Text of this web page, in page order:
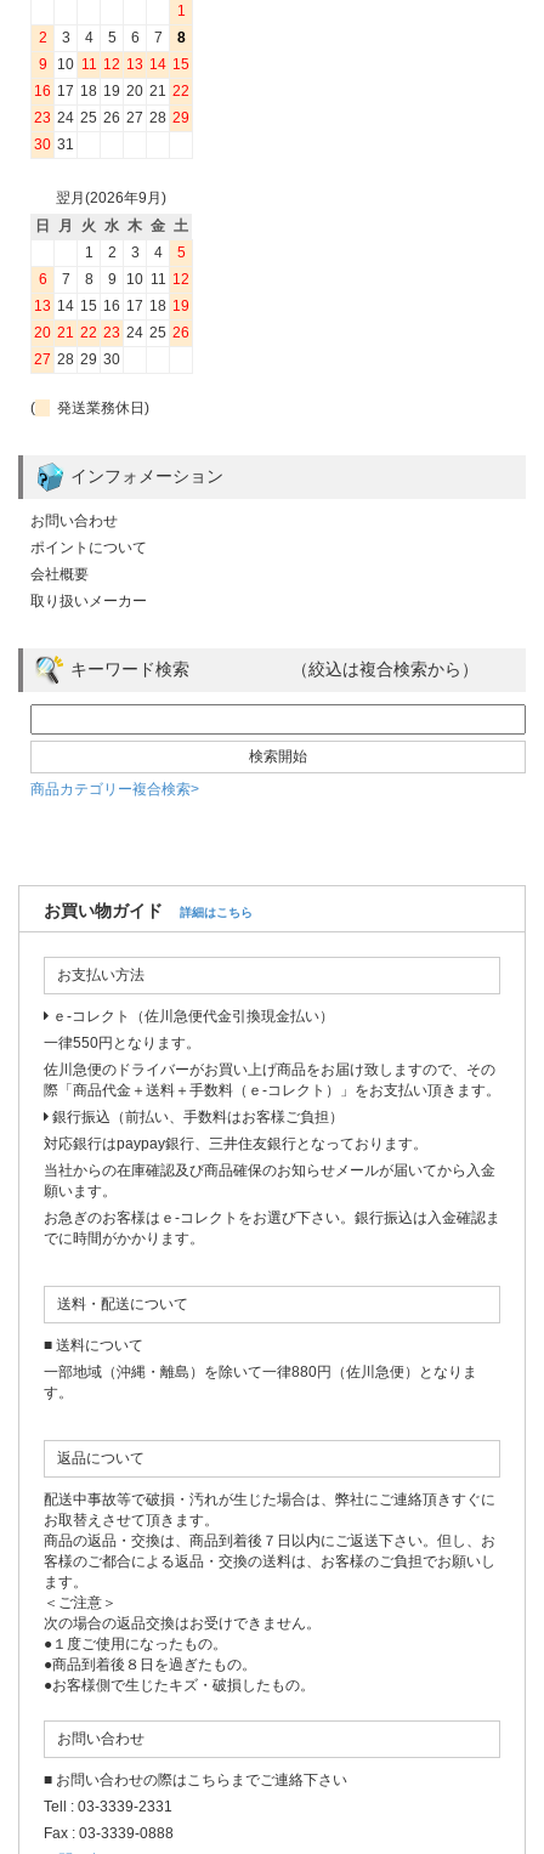
1
2
3 4 5 6 7
8
9
10 11 12 13 14 15
16 17 18 19 20 21 22
23 24 25 26 27 28 29
30 31
翌月(2026年9月)
日
月 火 水 木 金 土
1
2 3 4
5
6
7 8 9 10 11 12
13 14 15 16 17 18 19
20 21 22 23 24 25 26
27 28 29 30
( 発送業務休日)
インフォメーション
お問い合わせ
ポイントについて
会社概要
取り扱いメーカー
キーワード検索 （絞込は複合検索から）
商品カテゴリー複合検索>
お買い物ガイド 詳細はこちら
お支払い方法
ｅ-コレクト（佐川急便代金引換現金払い）
一律550円となります。
佐川急便のドライバーがお買い上げ商品をお届け致しますので、その
際「商品代金＋送料＋手数料（ｅ-コレクト）」をお支払い頂きます。
銀行振込（前払い、手数料はお客様ご負担）
対応銀行はpaypay銀行、三井住友銀行となっております。
当社からの在庫確認及び商品確保のお知らせメールが届いてから入金
願います。
お急ぎのお客様はｅ-コレクトをお選び下さい。銀行振込は入金確認ま
でに時間がかかります。
送料・配送について
■ 送料について
一部地域（沖縄・離島）を除いて一律880円（佐川急便）となりま
す。
返品について
配送中事故等で破損・汚れが生じた場合は、弊社にご連絡頂きすぐに
お取替えさせて頂きます。
商品の返品・交換は、商品到着後７日以内にご返送下さい。但し、お
客様のご都合による返品・交換の送料は、お客様のご負担でお願いし
ます。
＜ご注意＞
次の場合の返品交換はお受けできません。
●１度ご使用になったもの。
●商品到着後８日を過ぎたもの。
●お客様側で生じたキズ・破損したもの。
お問い合わせ
■ お問い合わせの際はこちらまでご連絡下さい
Tell : 03-3339-2331
Fax : 03-3339-0888